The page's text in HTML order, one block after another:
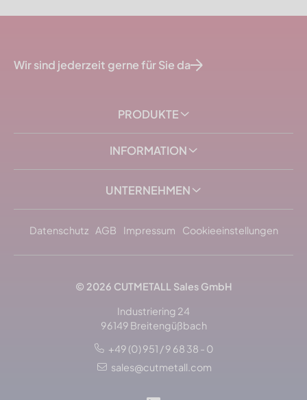
Wir sind jederzeit gerne für Sie da
PRODUKTE
INFORMATION
UNTERNEHMEN
Datenschutz AGB Impressum Cookieeinstellungen
© 2026 CUTMETALL Sales GmbH
Industriering 24
96149 Breitengüßbach
+49 (0) 951 / 9 68 38 - 0
sales@cutmetall.com